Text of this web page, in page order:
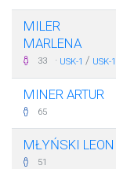
MILER
MARLENA
33 · USK-1 / USK-1
MINER ARTUR
65
MŁYŃSKI LEON
51